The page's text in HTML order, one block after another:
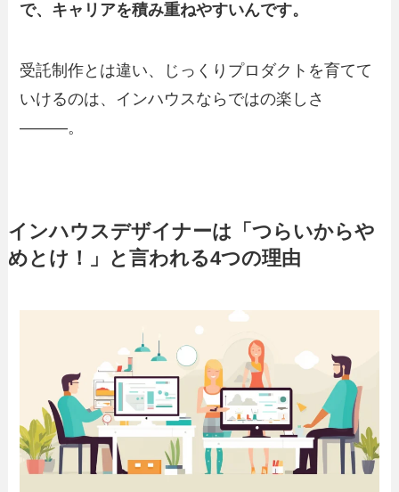
で、キャリアを積み重ねやすいんです。
受託制作とは違い、じっくりプロダクトを育てて
いけるのは、インハウスならではの楽しさ
―――。
インハウスデザイナーは「つらいからや
めとけ！」と言われる4つの理由